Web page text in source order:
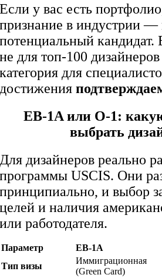
Если у вас есть
признание в индустрии —
потенциальный
не для топ-100
категория для
достижения
EB-1A или O-1:
выбрать
Для дизайнеров реально
программы USCIS. Они
принципиально, и выбор
целей и наличия
или работодателя.
Параметр EB-1A
Тип визы
Иммиграционная
(Green Card)